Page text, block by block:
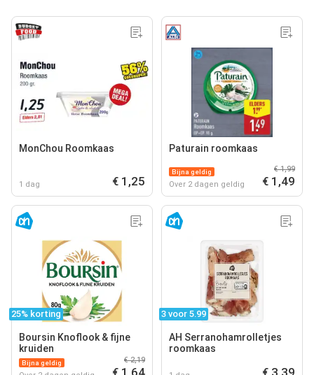
MonChou Roomkaas
1 dag € 1,25
Paturain roomkaas
Bijna geldig
Over 2 dagen geldig
€ 1,99
€ 1,49
25% korting
Boursin Knoflook & fijne
kruiden
Bijna geldig € 2,19
€ 1,64
3 voor 5.99
AH Serranohamrolletjes
roomkaas
€ 3,39